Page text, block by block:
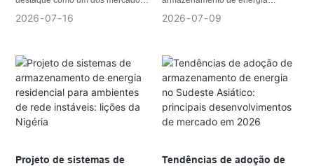
compradores e
emergentes mais promissores do
expansão contínua das instalações
solares em telhados por toda a
região e o crescente foco dos
proprietários em reduzir custos com
eletricidade e aumentar a
resiliência energética, o
deixando de ser uma tecnologia de
2026 07 16
em 2026
residencial está entrando em uma
regiões buscam soluções
energéticas mais confiáveis,
flexíveis e sustentáveis.
Em mercados consolidados como a
Europa, a Austrália e a América do
Norte, a adoção de baterias
se, impulsionada por fatores como
2026 07 09
Projeto de sistemas de
Tendências de adoção de